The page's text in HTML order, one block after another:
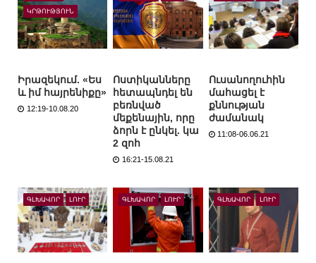
ԿՐԹՈՒԹՅՈՒՆ
Իրազեկում. «Ես
և իմ հայրենիքը»
12:19-10.08.20
Ոստիկանները
հետապնդել են
բեռնված
մեքենային, որը
ձորն է ընկել. կա
2 զոհ
16:21-15.08.21
Ուսանողուհին
մահացել է
քննության
ժամանակ
11:08-06.06.21
ԳԼԽԱՎՈՐ ԼՈՒՐ ԳԼԽԱՎՈՐ ԼՈՒՐ ԳԼԽԱՎՈՐ ԼՈՒՐ